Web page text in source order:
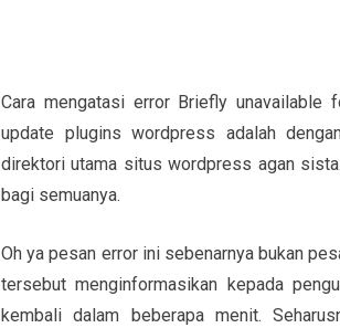
Cara mengatasi error Briefly unavailable
update plugins wordpress adalah
direktori utama situs wordpress agan
bagi semuanya.
Oh ya pesan error ini sebenarnya bukan
tersebut menginformasikan kepada
kembali dalam beberapa menit.